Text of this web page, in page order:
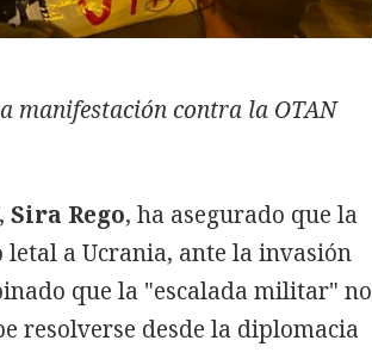
manifestación contra la OTAN
, Sira Rego, ha asegurado que la
a Ucrania, ante la invasión
que la "escalada militar" no
resolverse desde la diplomacia